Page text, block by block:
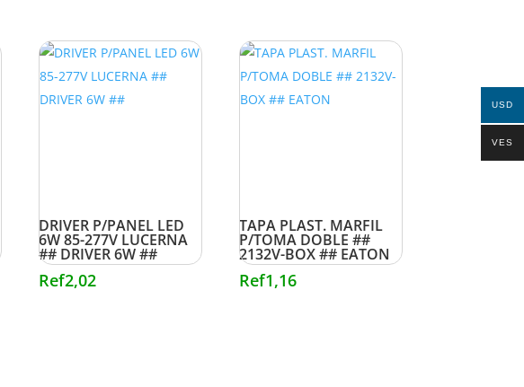
DRIVER P/PANEL LED
6W 85-277V LUCERNA
## DRIVER 6W ##
Ref2,02
TAPA PLAST. MARFIL
P/TOMA DOBLE ##
2132V-BOX ## EATON
Ref1,16
USD
VES